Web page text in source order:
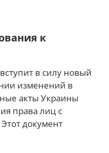
к
в силу новый
изменений в
акты Украины
права лиц с
документ